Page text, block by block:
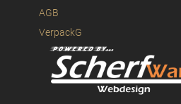
AGB
VerpackG